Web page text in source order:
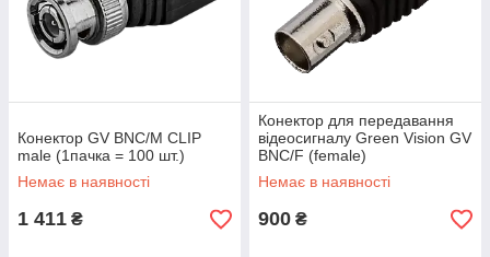
Конектор GV BNC/M CLIP
male (1пачка = 100 шт.)
Немає в наявності
1 411 ₴
Конектор для передавання
відеосигналу Green Vision GV
BNC/F (female)
Немає в наявності
900 ₴